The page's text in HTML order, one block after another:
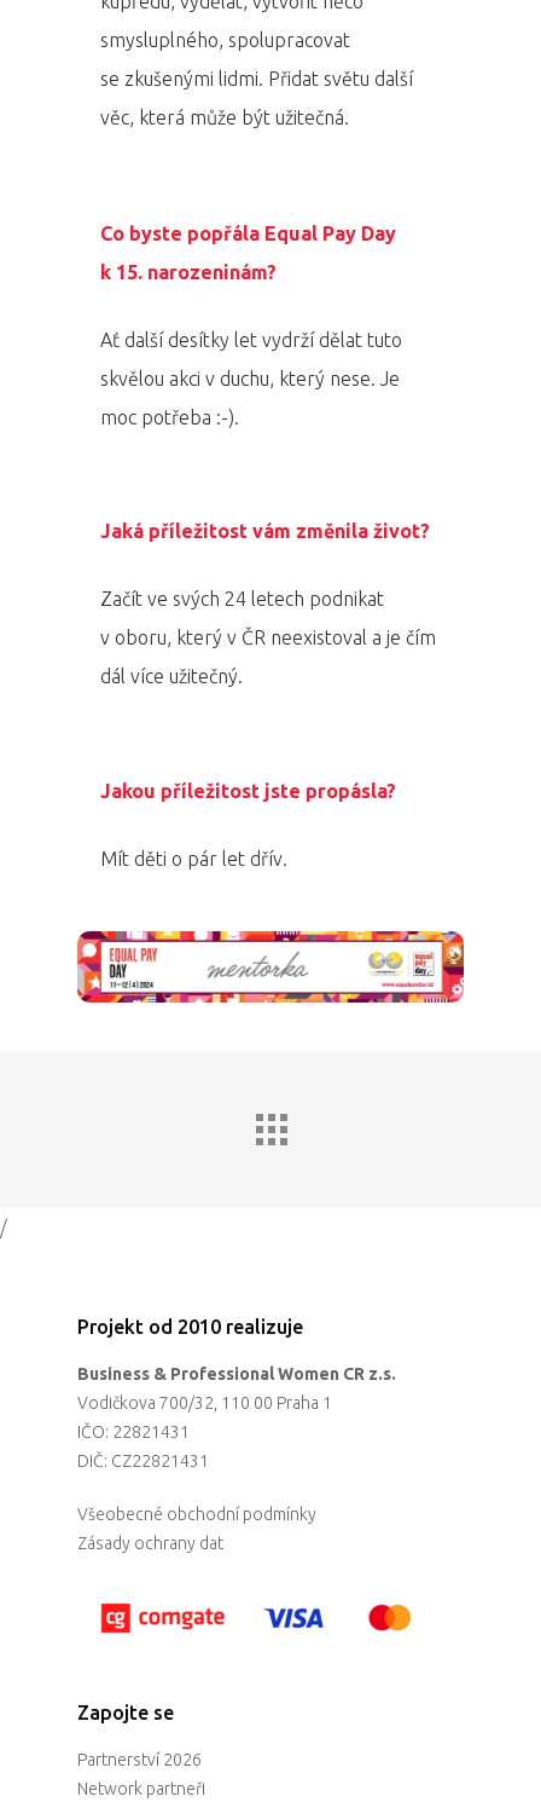
smysluplného, spolupracovat
se zkušenými lidmi. Přidat světu další
věc, která může být užitečná.
Co byste popřála Equal Pay Day
k 15. narozeninám?
Ať další desítky let vydrží dělat tuto
skvělou akci v duchu, který nese. Je
moc potřeba :-).
Jaká příležitost vám změnila život?
Začít ve svých 24 letech podnikat
v oboru, který v ČR neexistoval a je čím
dál více užitečný.
Jakou příležitost jste propásla?
Mít děti o pár let dřív.
/
Projekt od 2010 realizuje
Business & Professional Women CR z.s.
Vodičkova 700/32, 110 00 Praha 1
IČO: 22821431
DIČ: CZ22821431
Všeobecné obchodní podmínky
Zásady ochrany dat
Zapojte se
Partnerství 2026
Network partneři
Osobnosti
Dopad
Partneři